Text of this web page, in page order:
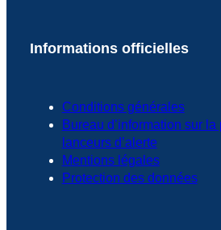
Informations officielles
Conditions générales
Bureau d’information sur
lanceurs d’alerte
Mentions légales
Protection des données